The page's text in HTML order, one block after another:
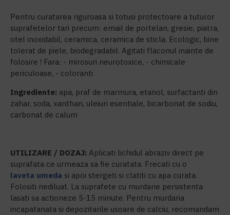
Pentru curatarea riguroasa si totusi protectoare a tuturor
suprafetelor tari precum: email de portelan, gresie, piatra,
otel inoxidabil, ceramica, ceramica de sticla. Ecologic, bine
tolerat de piele, biodegradabil. Agitati flaconul inainte de
folosire ! Fara: - mirosuri neurotoxice, - chimicale
periculoase, - coloranti
Ingrediente: apa, praf de marmura, etanol, surfactanti din
zahar, soda, xanthan, uleiuri esentiale, bicarbonat de sodiu,
carbonat de calum
UTILIZARE / DOZAJ: Aplicati lichidul abraziv direct pe
suprafata ce urmeaza sa fie curatata. Frecati cu o
laveta umeda si apoi stergeti si clatiti cu apa curata.
Folositi nediluat. La suprafete cu murdarie persistenta
lasati sa actioneze 5-15 minute. Pentru murdaria
incapatanata si depozitarile usoare de calciu, recomandam